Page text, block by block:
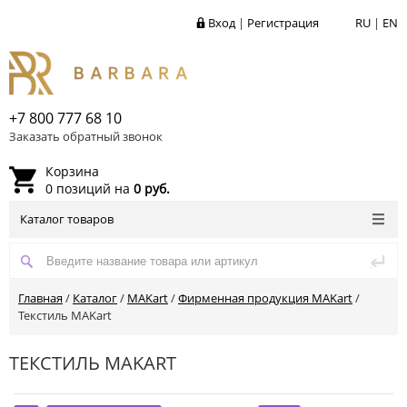
RU | EN
Вход| Регистрация
+7 800 777 68 10
Заказать обратный звонок
Корзина
0 позиций на 0 руб.
Каталог товаров
Главная / Каталог/ MAKart/Фирменная продукция MAKart/
Текстиль MAKart
ТЕКСТИЛЬ MAKART